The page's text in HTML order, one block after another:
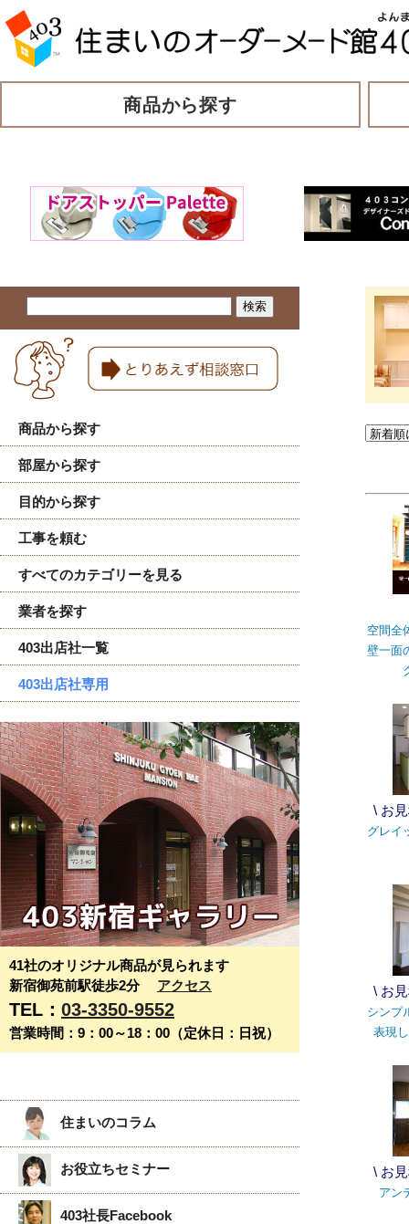
商品から探す
商品から探す
部屋から探す
目的から探す
工事を頼む
すべてのカテゴリーを見る
業者を探す
403出店社一覧
403出店社専用
41社のオリジナル商品が見られます
新宿御苑前駅徒歩2分 アクセス
TEL： 03-3350-9552
営業時間：9：00～18：00（定休日：日祝）
住まいのコラム
お役立ちセミナー
403社長Facebook
空間全
壁一面
\ お
グレイ
\ お
シンプ
表現
\ お
アン